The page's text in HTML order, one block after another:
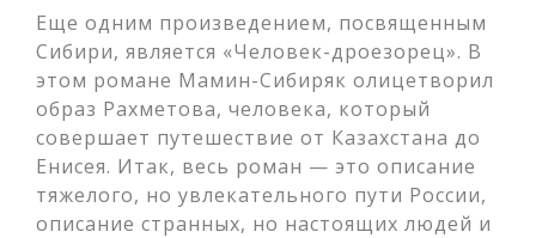
Еще одним произведением, посвященным
Сибири, является «Человек-дроезорец». В
этом романе Мамин-Сибиряк олицетворил
образ Рахметова, человека, который
совершает путешествие от Казахстана до
Енисея. Итак, весь роман — это описание
тяжелого, но увлекательного пути России,
описание странных, но настоящих людей и